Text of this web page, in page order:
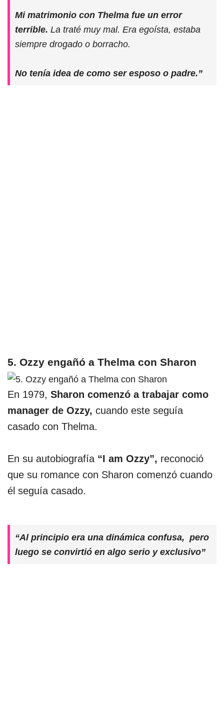
Mi matrimonio con Thelma fue un error
terrible. La traté muy mal. Era egoísta, estaba
siempre drogado o borracho.
No tenía idea de como ser esposo o padre.”
5. Ozzy engañó a Thelma con Sharon
En 1979, Sharon comenzó a trabajar como
manager de Ozzy, cuando este seguía
casado con Thelma.
En su autobiografía “I am Ozzy”, reconoció
que su romance con Sharon comenzó cuando
él seguía casado.
“Al principio era una dinámica confusa, pero
luego se convirtió en algo serio y exclusivo”